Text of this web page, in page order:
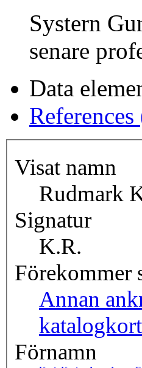
Systern
senare
Data
References
Visat namn
Rudmark
Signatur
K.R.
Förekommer
Annan
katalogkort
Förnamn